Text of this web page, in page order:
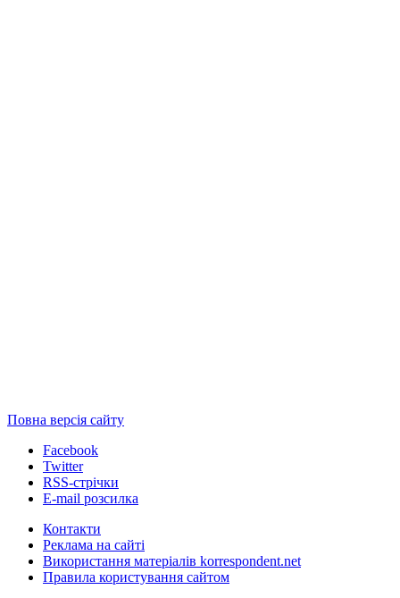
Повна версія сайту
Facebook
Twitter
RSS-стрічки
E-mail розсилка
Контакти
Реклама на сайті
Використання матеріалів korrespondent.net
Правила користування сайтом